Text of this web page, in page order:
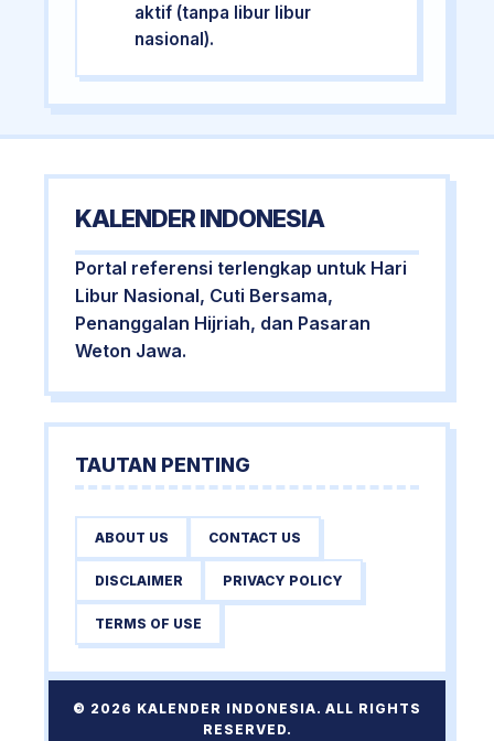
aktif (tanpa libur libur
nasional).
KALENDER INDONESIA
Portal referensi terlengkap untuk Hari
Libur Nasional, Cuti Bersama,
Penanggalan Hijriah, dan Pasaran
Weton Jawa.
TAUTAN PENTING
ABOUT US CONTACT US
DISCLAIMER PRIVACY POLICY
TERMS OF USE
© 2026 KALENDER INDONESIA. ALL RIGHTS
RESERVED.